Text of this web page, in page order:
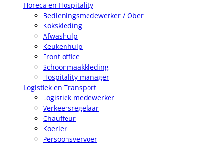
Horeca en Hospitality
Bedieningsmedewerker / Ober
Kokskleding
Afwashulp
Keukenhulp
Front office
Schoonmaakkleding
Hospitality manager
Logistiek en Transport
Logistiek medewerker
Verkeersregelaar
Chauffeur
Koerier
Persoonsvervoer